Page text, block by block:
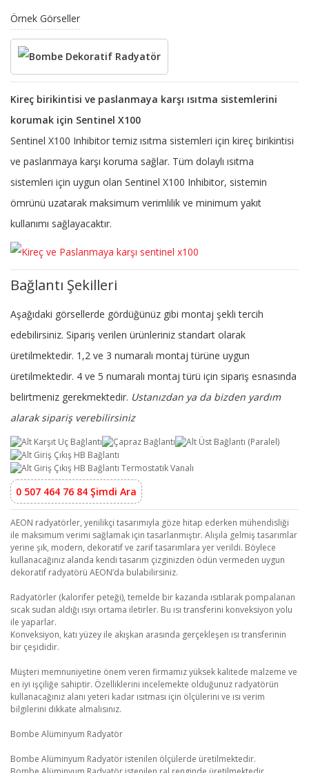
Örnek Görseller
Kireç birikintisi ve paslanmaya karşı ısıtma sistemlerini
korumak için Sentinel X100
Sentinel X100 Inhibitor temiz ısıtma sistemleri için kireç birikintisi
ve paslanmaya karşı koruma sağlar. Tüm dolaylı ısıtma
sistemleri için uygun olan Sentinel X100 Inhibitor, sistemin
ömrünü uzatarak maksimum verimlilik ve minimum yakıt
kullanımı sağlayacaktır.
Bağlantı Şekilleri
Aşağıdaki görsellerde gördüğünüz gibi montaj şekli tercih
edebilirsiniz. Sipariş verilen ürünleriniz standart olarak
üretilmektedir. 1,2 ve 3 numaralı montaj türüne uygun
üretilmektedir. 4 ve 5 numaralı montaj türü için sipariş esnasında
belirtmeniz gerekmektedir. Ustanızdan ya da bizden yardım
alarak sipariş verebilirsiniz
0 507 464 76 84 Şimdi Ara
AEON radyatörler, yenilikçi tasarımıyla göze hitap ederken mühendisliği
ile maksimum verimi sağlamak için tasarlanmıştır. Alışıla gelmiş tasarımlar
yerine şık, modern, dekoratif ve zarif tasarımlara yer verildi. Böylece
kullanacağınız alanda kendi tasarım çizginizden ödün vermeden uygun
dekoratif radyatörü AEON’da bulabilirsiniz.
Radyatörler (kalorifer peteği), temelde bir kazanda ısıtılarak pompalanan
sıcak sudan aldığı ısıyı ortama iletirler. Bu ısı transferini konveksiyon yolu
ile yaparlar.
Konveksiyon, katı yüzey ile akışkan arasında gerçekleşen ısı transferinin
bir çeşididir.
Müşteri memnuniyetine önem veren firmamız yüksek kalitede malzeme ve
en iyi işçiliğe sahiptir. Özelliklerini incelemekte olduğunuz radyatörün
kullanacağınız alanı yeteri kadar ısıtması için ölçülerini ve ısı verim
bilgilerini dikkate almalısınız.
Bombe Alüminyum Radyatör
Bombe Alüminyum Radyatör istenilen ölçülerde üretilmektedir.